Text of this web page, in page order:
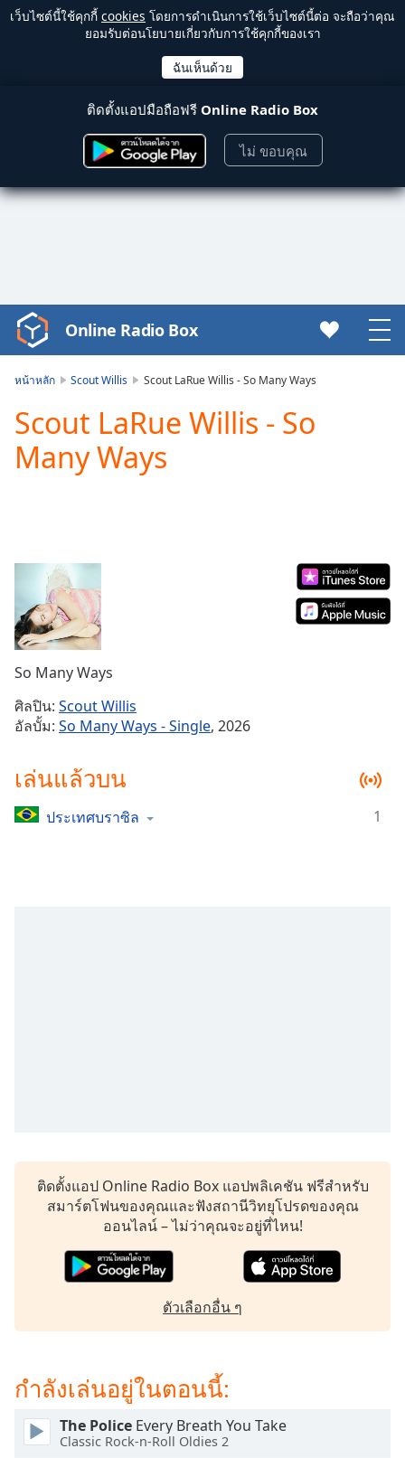
เว็บไซต์นี้ใช้คุกกี้ cookies โดยการดำเนินการใช้เว็บไซต์นี้ต่อ จะถือว่าคุณ
ยอมรับต่อนโยบายเกี่ยวกับการใช้คุกกี้ของเรา
ติดตั้งแอปมือถือฟรี Online Radio Box
ไม่ ขอบคุณ
Video
Player
Play
Video
Play
Current
0:00
Duration-:-
Loaded:
Stream
TypeLIVE
Seek to
live,
liveLIVE
Time
subtitles
settings
opens
subtitles
dialog
subtitles
Picture-
Picture
Online Radio Box
หน้าหลัก Scout Willis Scout LaRue Willis - So Many Ways
Scout LaRue Willis - So
Many Ways
So Many Ways
ศิลปิน: Scout Willis
อัลบั้ม: So Many Ways - Single, 2026
เล่นแล้วบน
ประเทศบราซิล 1
ติดตั้งแอป Online Radio Box แอปพลิเคชัน ฟรีสำหรับ
สมาร์ตโฟนของคุณและฟังสถานีวิทยุโปรดของคุณ
ออนไลน์ – ไม่ว่าคุณจะอยู่ที่ไหน!
ตัวเลือกอื่น ๆ
กำลังเล่นอยู่ในตอนนี้:
The Police Every Breath You Take
Classic Rock-n-Roll Oldies 2